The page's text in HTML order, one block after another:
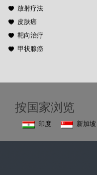
放射疗法
皮肤癌
靶向治疗
甲状腺癌
按国家浏览
印度 新加坡